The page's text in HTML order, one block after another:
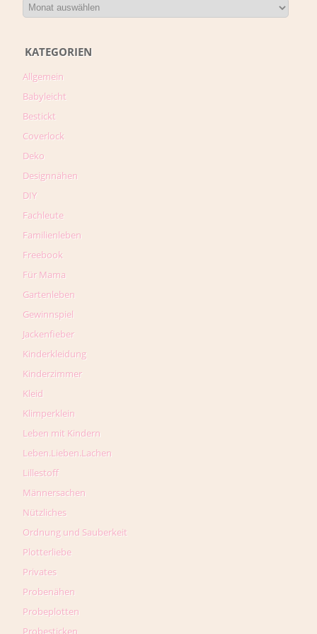
KATEGORIEN
Allgemein
Babyleicht
Bestickt
Coverlock
Deko
Designnähen
DIY
Fachleute
Familienleben
Freebook
Für Mama
Gartenleben
Gewinnspiel
Jackenfieber
Kinderkleidung
Kinderzimmer
Kleid
Klimperklein
Leben mit Kindern
Leben.Lieben.Lachen
Lillestoff
Männersachen
Nützliches
Ordnung und Sauberkeit
Plotterliebe
Privates
Probenähen
Probeplotten
Probesticken